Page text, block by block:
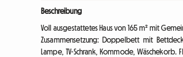
Beschreibung
Voll ausgestattetes Haus von 165 m² mit
Zusammensetzung: Doppelbett mit
Lampe, TV-Schrank, Kommode,